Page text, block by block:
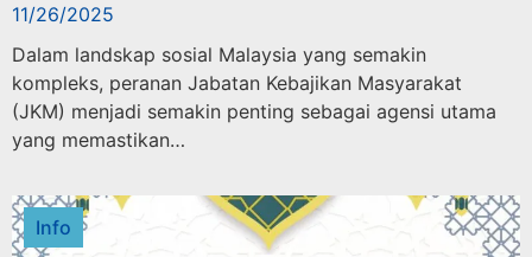
11/26/2025
Dalam landskap sosial Malaysia yang semakin
kompleks, peranan Jabatan Kebajikan Masyarakat
(JKM) menjadi semakin penting sebagai agensi utama
yang memastikan…
Info